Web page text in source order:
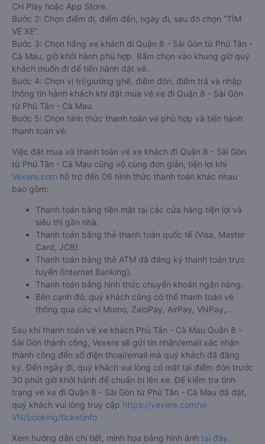
CH Play hoặc App Store.
Bước 2: Chọn điểm đi, điểm đến, ngày đi, sau đó chọn “TÌM
VÉ XE”.
Bước 3: Chọn hãng xe khách đi Quận 8 - Sài Gòn từ Phú Tân -
Cà Mau, giờ khởi hành phù hợp. Bấm chọn vào khung giờ quý
khách muốn đi để tiến hành đặt vé.
Bước 4: Chọn vị trí/giường ghế, điểm đón, điểm trả và nhập
thông tin hành khách khi đặt mua vé xe đi Quận 8 - Sài Gòn
từ Phú Tân - Cà Mau
Bước 5: Chọn hình thức thanh toán vé phù hợp và tiến hành
thanh toán vé.
Việc đặt mua và thanh toán vé xe khách đi Quận 8 - Sài Gòn
từ Phú Tân - Cà Mau cũng vô cùng đơn giản, tiện lợi khi
Vexere.com hỗ trợ đến 06 hình thức thanh toán khác nhau
bao gồm:
Thanh toán bằng tiền mặt tại các cửa hàng tiện lợi và
siêu thị gần nhà.
Thanh toán bằng thẻ thanh toán quốc tế (Visa, Master
Card, JCB).
Thanh toán bằng thẻ ATM đã đăng ký thanh toán trực
tuyến (Internet Banking).
Thanh toán bằng hình thức chuyển khoản ngân hàng.
Bên cạnh đó, quý khách cũng có thể thanh toán vé
thông qua các ví Momo, ZaloPay, AirPay, VNPay,…
Sau khi thanh toán vé xe khách Phú Tân - Cà Mau Quận 8 -
Sài Gòn thành công, Vexere sẽ gửi tin nhắn/email xác nhận
thành công đến số điện thoại/email mà quý khách đã đăng
ký. Đến ngày đi, quý khách vui lòng có mặt tại điểm đón trước
30 phút giờ khởi hành để chuẩn bị lên xe. Để kiểm tra tình
trạng vé xe đi Quận 8 - Sài Gòn từ Phú Tân - Cà Mau đã đặt,
quý khách vui lòng truy cập https://vexere.com/vi-
VN/booking/ticketinfo
Xem hướng dẫn chi tiết, minh họa bằng hình ảnh tại đây.